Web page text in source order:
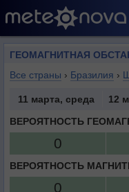
ГЕОМАГНИТНАЯ
Все страны › Бразилия ›
11 марта, среда 12
ВЕРОЯТНОСТЬ
0
ВЕРОЯТНОСТЬ
0